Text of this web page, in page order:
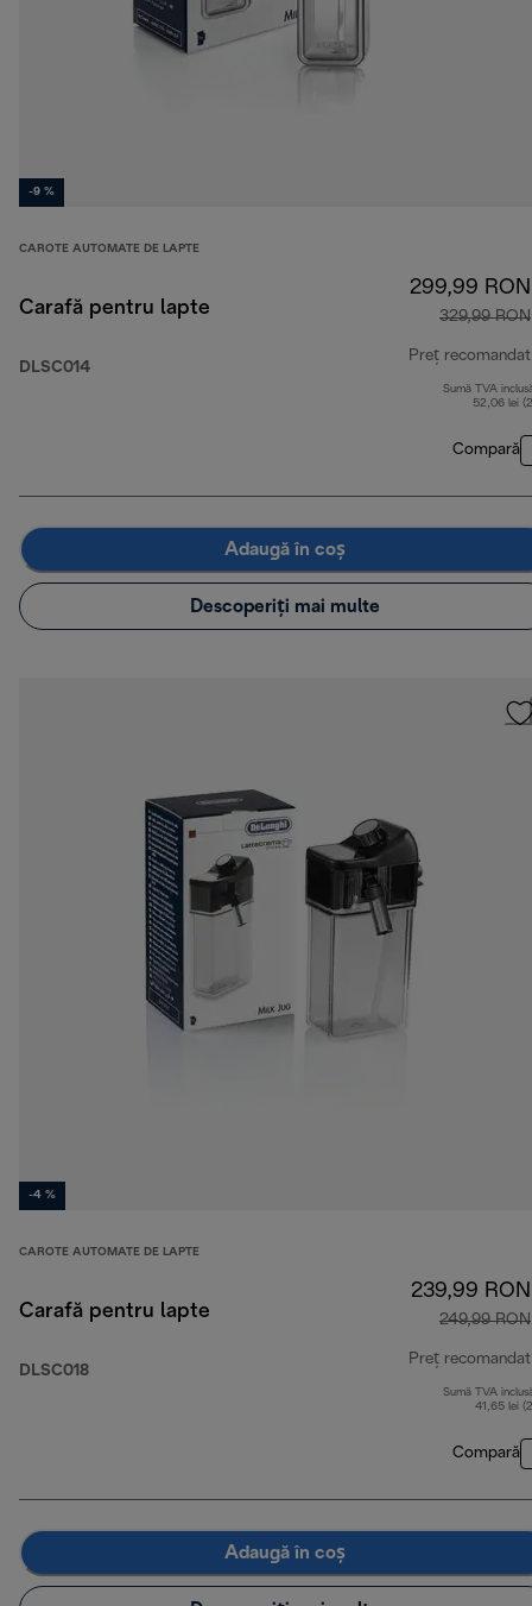
-9 %
CAROTE AUTOMATE DE LAPTE
Carafă pentru lapte
DLSC014
299,99 RON
329,99 RON
Preț recomandat
Sumă TVA
52,06 lei
Compară
Adaugă în coș
Descoperiți mai multe
-4 %
CAROTE AUTOMATE DE LAPTE
Carafă pentru lapte
DLSC018
239,99 RON
249,99 RON
Preț recomandat
Sumă TVA
41,65 lei
Compară
Adaugă în coș